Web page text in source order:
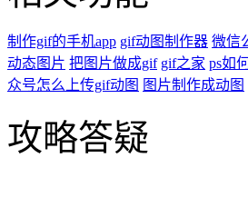
制作gif的手机app gif动图制作器 微信
动态图片 把图片做成gif gif之家 ps如
众号怎么上传gif动图 图片制作成动图
攻略答疑